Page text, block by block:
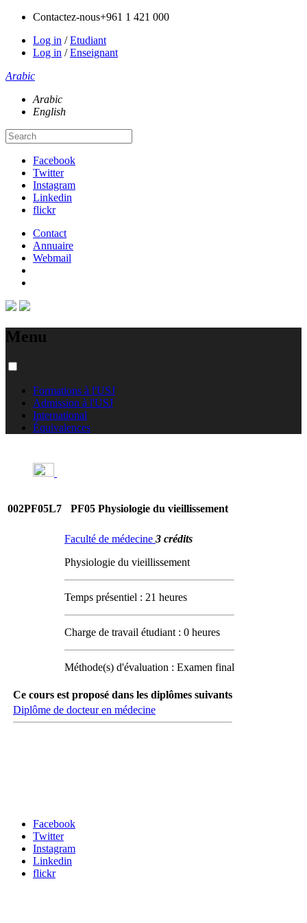
Contactez-nous+961 1 421 000
Log in /Etudiant
Log in /Enseignant
Arabic
Arabic
English
Facebook
Twitter
Instagram
Linkedin
flickr
Contact
Annuaire
Webmail
Menu
Formations à l'USJ
Admission à l'USJ
International
Équivalences
002PF05L7 PF05 Physiologie du vieillissement
Faculté de médecine 3 crédits
Physiologie du vieillissement
Temps présentiel : 21 heures
Charge de travail étudiant : 0 heures
Méthode(s) d'évaluation : Examen final
Ce cours est proposé dans les diplômes suivants
Diplôme de docteur en médecine
Facebook
Twitter
Instagram
Linkedin
flickr